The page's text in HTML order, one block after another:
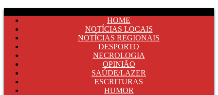
HOME
NOTÍCIAS LOCAIS
NOTÍCIAS REGIONAIS
DESPORTO
NECROLOGIA
OPINIÃO
SAÚDE/LAZER
ESCRITURAS
HUMOR